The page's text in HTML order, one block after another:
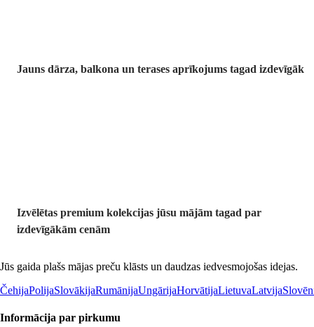
Jauns dārza, balkona un terases aprīkojums tagad izdevīgāk
Izvēlētas premium kolekcijas jūsu mājām tagad par
izdevīgākām cenām
Jūs gaida plašs mājas preču klāsts un daudzas iedvesmojošas idejas.
ČehijaPolijaSlovākijaRumānijaUngārijaHorvātijaLietuvaLatvija
Informācija par pirkumu